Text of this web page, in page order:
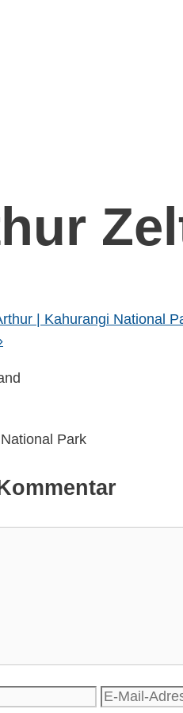
| Kahurangi National
Park
E-